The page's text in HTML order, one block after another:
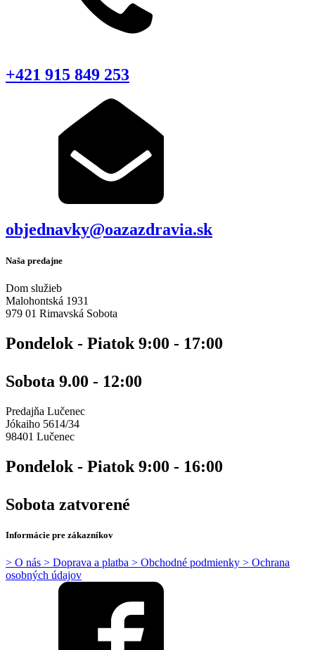
+421 915 849 253
objednavky@oazazdravia.sk
Naša predajne
Dom služieb
Malohontská 1931
979 01 Rimavská Sobota
Pondelok - Piatok 9:00 - 17:00
Sobota 9.00 - 12:00
Predajňa Lučenec
Jókaiho 5614/34
98401 Lučenec
Pondelok - Piatok 9:00 - 16:00
Sobota zatvorené
Informácie pre zákazníkov
> O nás > Doprava a platba > Obchodné podmienky > Ochrana
osobných údajov